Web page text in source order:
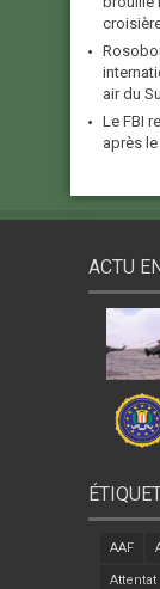
air du
Le FBI
après
ACTU
AAF
Attentat